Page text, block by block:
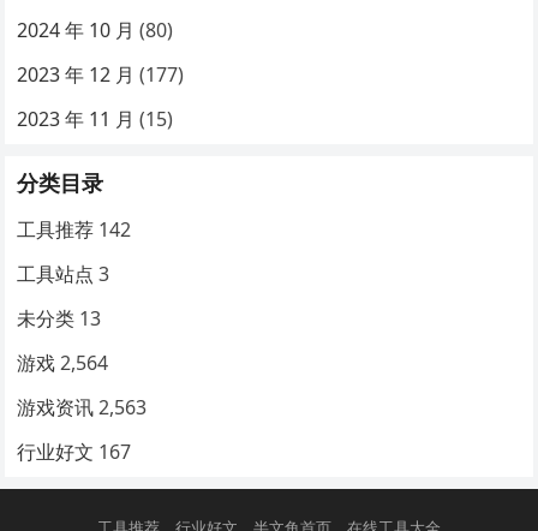
2024 年 10 月 (80)
2023 年 12 月 (177)
2023 年 11 月 (15)
分类目录
工具推荐 142
工具站点 3
未分类 13
游戏 2,564
游戏资讯 2,563
行业好文 167